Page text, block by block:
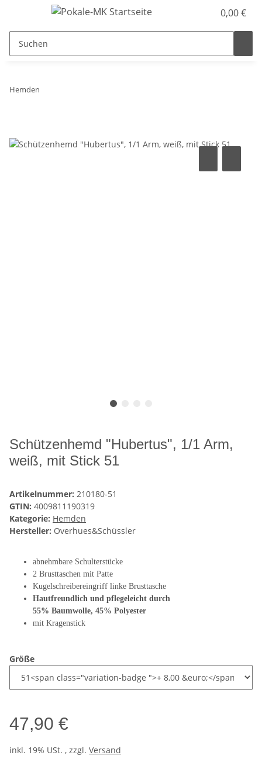
0,00 €
Hemden
Schützenhemd "Hubertus", 1/1 Arm,
weiß, mit Stick 51
Artikelnummer: 210180-51
GTIN: 4009811190319
Kategorie: Hemden
Hersteller: Overhues&Schüssler
abnehmbare Schulterstücke
2 Brusttaschen mit Patte
Kugelschreibereingriff linke Brusttasche
Hautfreundlich und pflegeleicht durch
55% Baumwolle, 45% Polyester
mit Kragenstick
Größe
47,90 €
inkl. 19% USt. , zzgl. Versand